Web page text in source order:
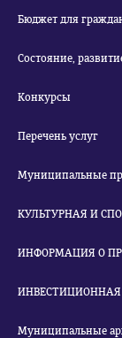
Бюджет для
Состояние,
Конкурсы
Перечень услуг
Муниципальные
КУЛЬТУРНАЯ И
ИНФОРМАЦИЯ О
Муниципальные